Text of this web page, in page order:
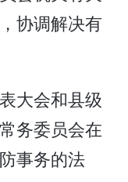
协调解决有
大会和县级
务委员会在
事务的法